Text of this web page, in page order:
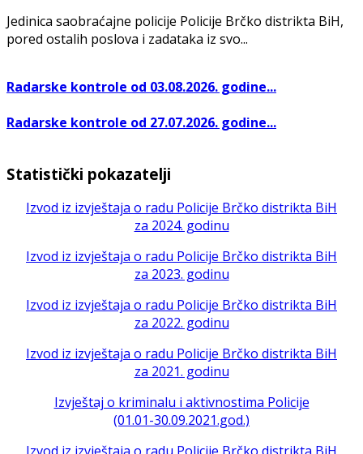
Jedinica saobraćajne policije Policije Brčko distrikta BiH,
pored ostalih poslova i zadataka iz svo...
Radarske kontrole od 03.08.2026. godine...
Radarske kontrole od 27.07.2026. godine...
Statistički pokazatelji
Izvod iz izvještaja o radu Policije Brčko distrikta BiH
za 2024. godinu
Izvod iz izvještaja o radu Policije Brčko distrikta BiH
za 2023. godinu
Izvod iz izvještaja o radu Policije Brčko distrikta BiH
za 2022. godinu
Izvod iz izvještaja o radu Policije Brčko distrikta BiH
za 2021. godinu
Izvještaj o kriminalu i aktivnostima Policije
(01.01-30.09.2021.god.)